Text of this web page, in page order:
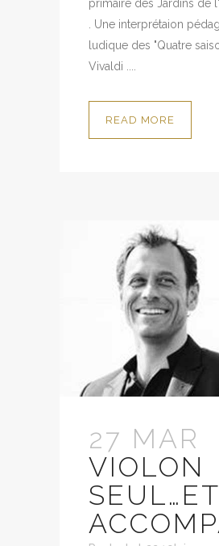
primaire des Jardins de
. Une interprétaion
ludique des "Quatre
Vivaldi ....
READ MORE
27 MAR
VIOLON
SEUL…ET